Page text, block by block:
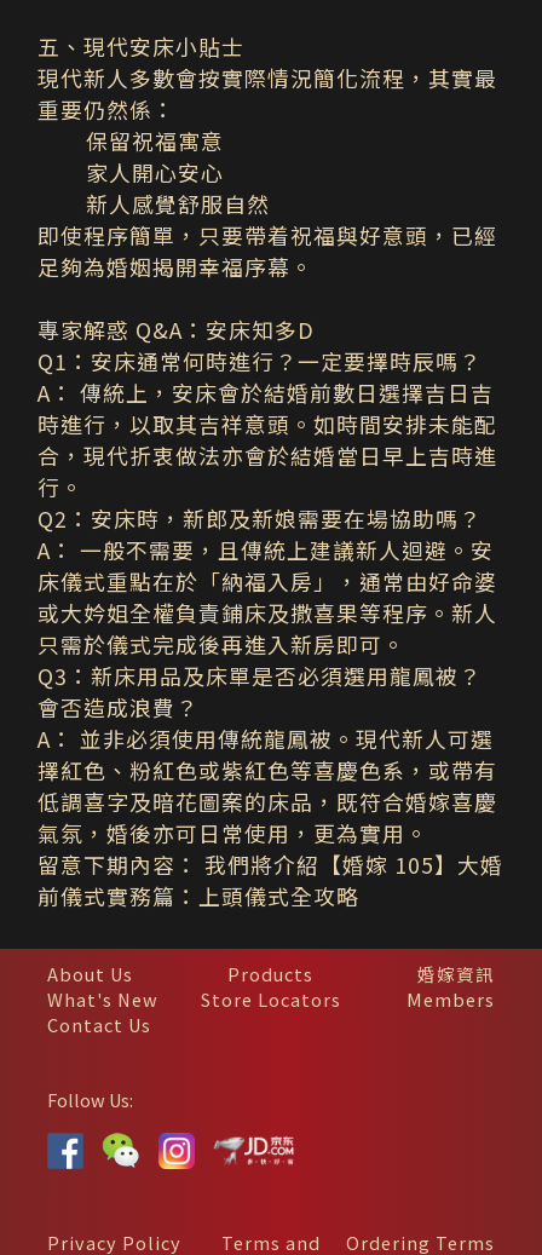
五、現代安床小貼士
現代新人多數會按實際情況簡化流程，其實最
重要仍然係：
保留祝福寓意
家人開心安心
新人感覺舒服自然
即使程序簡單，只要帶着祝福與好意頭，已經
足夠為婚姻揭開幸福序幕。
專家解惑 Q&A ：安床知多D
Q1：安床通常何時進行？一定要擇時辰嗎？
A ： 傳統上，安床會於結婚前數日選擇吉日吉
時進行，以取其吉祥意頭。如時間安排未能配
合，現代折衷做法亦會於結婚當日早上吉時進
行。
Q2：安床時，新郎及新娘需要在場協助嗎？
A ： 一般不需要，且傳統上建議新人迴避。安
床儀式重點在於「納福入房」，通常由好命婆
或大妗姐全權負責鋪床及撒喜果等程序。新人
只需於儀式完成後再進入新房即可。
Q3：新床用品及床單是否必須選用龍鳳被？
會否造成浪費？
A ： 並非必須使用傳統龍鳳被。現代新人可選
擇紅色、粉紅色或紫紅色等喜慶色系，或帶有
低調喜字及暗花圖案的床品，既符合婚嫁喜慶
氣氛，婚後亦可日常使用，更為實用。
留意下期內容： 我們將介紹【婚嫁 105】大婚
前儀式實務篇：上頭儀式全攻略
About Us Products
婚嫁資訊
What's New
Store Locators
Members
Contact Us
Follow Us:
Privacy Policy Terms and Ordering Terms